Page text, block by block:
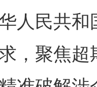
人民共
，聚焦